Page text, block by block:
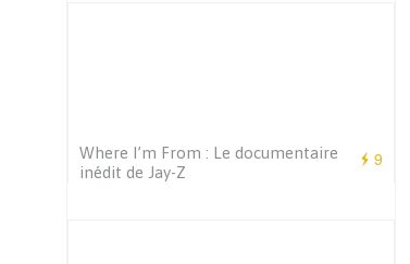
9
Where I’m From : Le documentaire
inédit de Jay-Z